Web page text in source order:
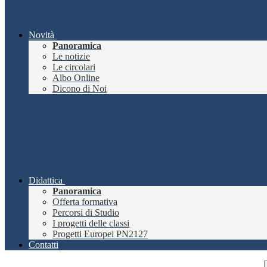
Novità
Panoramica
Le notizie
Le circolari
Albo Online
Dicono di Noi
Didattica
Panoramica
Offerta formativa
Percorsi di Studio
I progetti delle classi
Progetti Europei PN2127
Contatti